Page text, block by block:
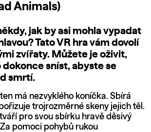
Animals)
jak by asi mohla vypadat
Tato VR hra vám dovolí
zvířaty. Můžete je oživit,
sníst, abyste se
smrtí.
má nezvyklého koníčka. Sbírá
trojrozměrné skeny jejich těl.
pro svou sbírku hravě děsivý
pomoci pohybů rukou